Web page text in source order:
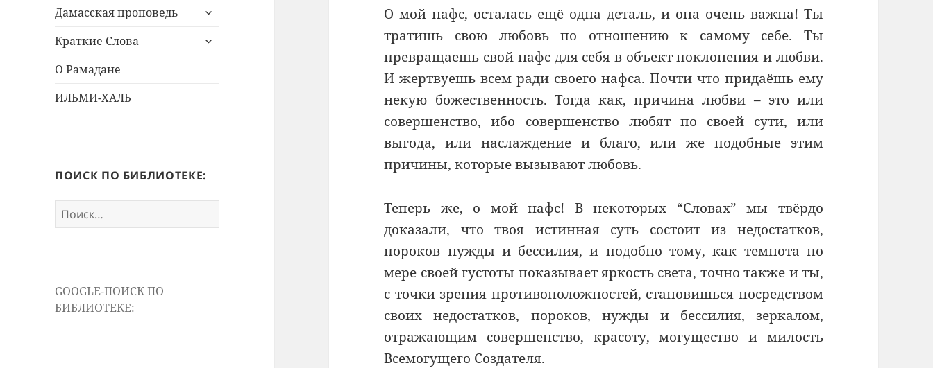
меню
Дамасская проповедь
раскрыть
меню
Краткие Слова
раскрыть
О Рамадане
ИЛЬМИ-ХАЛЬ
ПОИСК ПО БИБЛИОТЕКЕ:
Найти:
GOOGLE-ПОИСК ПО
БИБЛИОТЕКЕ:
О мой нафс, осталась ещё одна деталь, и она очень важна! Ты
тратишь свою любовь по отношению к самому себе. Ты
превращаешь свой нафс для себя в объект поклонения и любви.
И жертвуешь всем ради своего нафса. Почти что придаёшь ему
некую божественность. Тогда как, причина любви – это или
совершенство, ибо совершенство любят по своей сути, или
выгода, или наслаждение и благо, или же подобные этим
причины, которые вызывают любовь.
Теперь же, о мой нафс! В некоторых “Словах” мы твёрдо
доказали, что твоя истинная суть состоит из недостатков,
пороков нужды и бессилия, и подобно тому, как темнота по
мере своей густоты показывает яркость света, точно также и ты,
с точки зрения противоположностей, становишься посредством
своих недостатков, пороков, нужды и бессилия, зеркалом,
отражающим совершенство, красоту, могущество и милость
Всемогущего Создателя.